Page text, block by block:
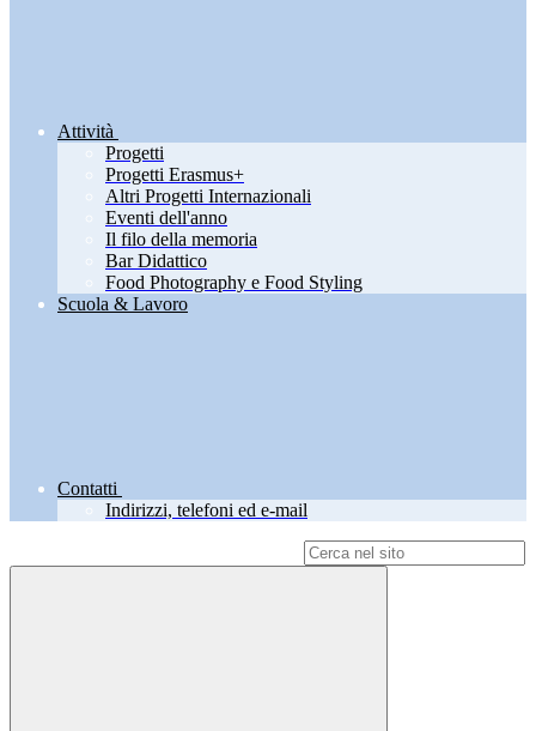
Attività
Progetti
Progetti Erasmus+
Altri Progetti Internazionali
Eventi dell'anno
Il filo della memoria
Bar Didattico
Food Photography e Food Styling
Scuola & Lavoro
Contatti
Indirizzi, telefoni ed e-mail